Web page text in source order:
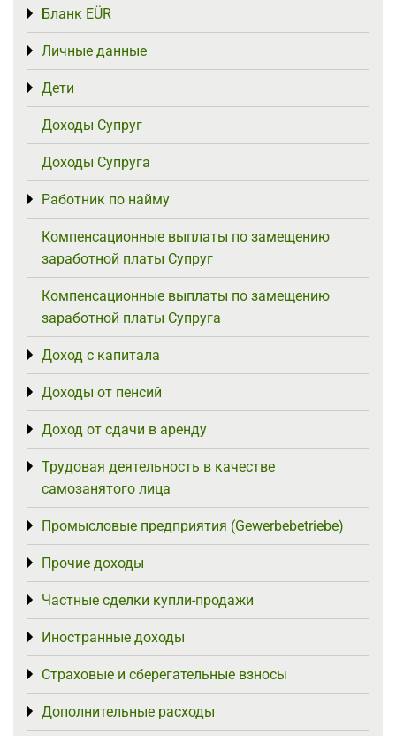
Бланк EÜR
Toggle menu
Личные данные
Toggle menu
Дети
Toggle menu
Доходы Супруг
Доходы Супруга
Работник по найму
Toggle menu
Компенсационные выплаты по замещению
заработной платы Супруг
Компенсационные выплаты по замещению
заработной платы Супруга
Доход с капитала
Toggle menu
Доходы от пенсий
Toggle menu
Доход от сдачи в аренду
Toggle menu
Трудовая деятельность в качестве
самозанятого лица
Toggle menu
Промысловые предприятия (Gewerbebetriebe)
Toggle menu
Прочие доходы
Toggle menu
Частные сделки купли-продажи
Toggle menu
Иностранные доходы
Toggle menu
Страховые и сберегательные взносы
Toggle menu
Дополнительные расходы
Toggle menu